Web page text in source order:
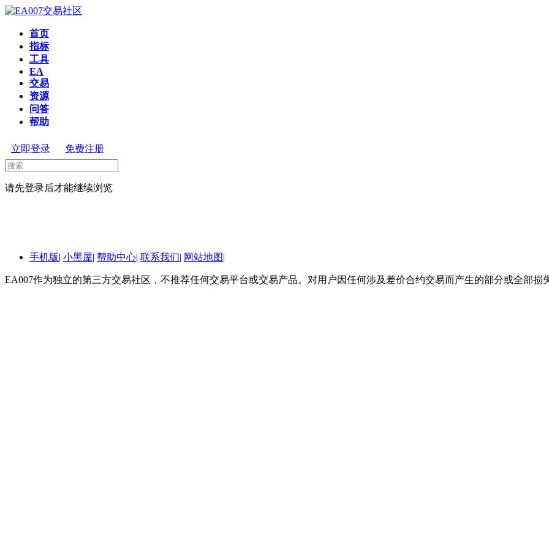
首页
指标
工具
EA
交易
资源
问答
帮助
立即登录 免费注册
请先登录后才能继续浏览
手机版| 小黑屋| 帮助中心| 联系我们| 网站地图|
EA007作为独立的第三方交易社区，不推荐任何交易平台或交易产品。对用户因任何涉及差价合约交易而产生的部分或全部损